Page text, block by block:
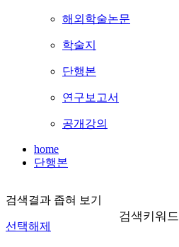
해외학술논문
학술지
단행본
연구보고서
공개강의
home
단행본
검색결과 좁혀 보기
선택해제
검색키워드